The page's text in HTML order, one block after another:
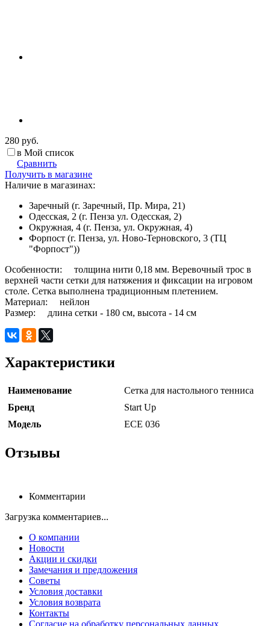
280 руб.
в Мой список
Сравнить
Получить в магазине
Наличие в магазинах:
Заречный (г. Заречный, Пр. Мира, 21)
Одесская, 2 (г. Пенза ул. Одесская, 2)
Окружная, 4 (г. Пенза, ул. Окружная, 4)
Форпост (г. Пенза, ул. Ново-Терновского, 3 (ТЦ
"Форпост"))
Особенности: толщина нити 0,18 мм. Веревочный трос в
верхней части сетки для натяжения и фиксации на игровом
столе. Сетка выполнена традиционным плетением.
Материал: нейлон
Размер: длина сетки - 180 см, высота - 14 см
Характеристики
Наименование
Сетка для настольного тенниса
Бренд
Start Up
Модель
ECE 036
Отзывы
Комментарии
Загрузка комментариев...
О компании
Новости
Акции и скидки
Замечания и предложения
Советы
Условия доставки
Условия возврата
Контакты